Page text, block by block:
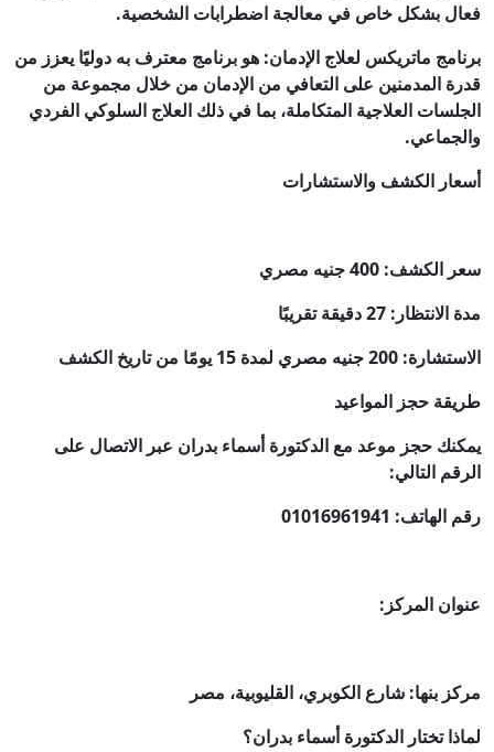
فعال بشكل خاص في معالجة اضطرابات الشخصية.
برنامج ماتريكس لعلاج الإدمان: هو برنامج معترف به دوليًا يعزز من
قدرة المدمنين على التعافي من الإدمان من خلال مجموعة من
الجلسات العلاجية المتكاملة، بما في ذلك العلاج السلوكي الفردي
والجماعي.
أسعار الكشف والاستشارات
سعر الكشف: 400 جنيه مصري
مدة الانتظار: 27 دقيقة تقريبًا
الاستشارة: 200 جنيه مصري لمدة 15 يومًا من تاريخ الكشف
طريقة حجز المواعيد
يمكنك حجز موعد مع الدكتورة أسماء بدران عبر الاتصال على
الرقم التالي:
رقم الهاتف: 01016961941
عنوان المركز:
مركز بنها: شارع الكوبري، القليوبية، مصر
لماذا تختار الدكتورة أسماء بدران؟